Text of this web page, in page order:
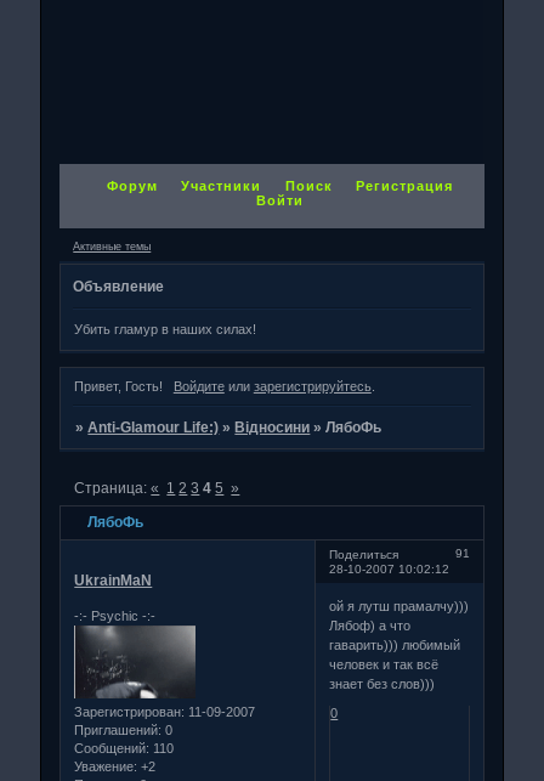
Форум Участники Поиск
Регистрация
Войти
Активные темы
Объявление
Убить гламур в наших силах!
Привет, Гость! Войдитеили зарегистрируйтесь.
»Anti-Glamour Life:) »Відносини »ЛябоФь
ЛябоФь
Страница:« 1 2 3 4 5 »
Поделиться
91
28-10-2007 10:02:12
UkrainMaN
-:- Psychiс -:-
Зарегистрирован: 11-09-2007
Приглашений: 0
Сообщений: 110
Уважение: +2
ой я лутш прамалчу)))
Лябоф) а что
гаварить))) любимый
человек и так всё
знает без слов)))
0